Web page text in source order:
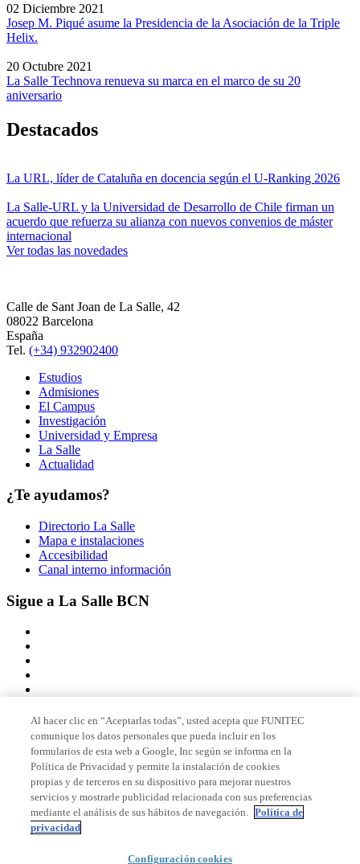
02 Diciembre 2021
Josep M. Piqué asume la Presidencia de la Asociación de la Triple
Helix.
20 Octubre 2021
La Salle Technova renueva su marca en el marco de su 20
aniversario
Destacados
La URL, líder de Cataluña en docencia según el U-Ranking 2026
La Salle-URL y la Universidad de Desarrollo de Chile firman un
acuerdo que refuerza su alianza con nuevos convenios de máster
internacional
Ver todas las novedades
Calle de Sant Joan de La Salle, 42
08022 Barcelona
España
Tel. (+34) 932902400
Estudios
Admisiones
El Campus
Investigación
Universidad y Empresa
La Salle
Actualidad
¿Te ayudamos?
Directorio La Salle
Mapa e instalaciones
Accesibilidad
Canal interno información
Sigue a La Salle BCN
Miembro de
Acreditaciones
© 2026 La Salle Campus Barcelona - URL |
Al hacer clic en “Aceptarlas todas”, usted acepta que FUNITEC
comunique los datos personales que pueda incluir en los
formularios de esta web a Google, Inc según se informa en la
Política de Privacidad y permite la instalación de cookies
propias y de terceros en su dispositivo para mejorar nuestros
servicios y mostrarle publicidad relacionada con sus preferencias
mediante el análisis de sus hábitos de navegación. Política de
privacidad
Configuración cookies